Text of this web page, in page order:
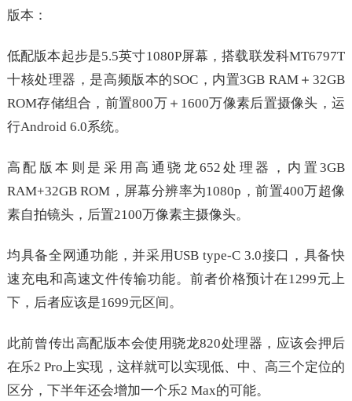
版本：
低配版本起步是5.5英寸1080P屏幕，搭载联发科MT6797T
十核处理器，是高频版本的SOC，内置3GB RAM＋32GB
ROM存储组合，前置800万＋1600万像素后置摄像头，运
行Android 6.0系统。
高配版本则是采用高通骁龙652处理器，内置3GB
RAM+32GB ROM，屏幕分辨率为1080p，前置400万超像
素自拍镜头，后置2100万像素主摄像头。
均具备全网通功能，并采用USB type-C 3.0接口，具备快
速充电和高速文件传输功能。前者价格预计在1299元上
下，后者应该是1699元区间。
此前曾传出高配版本会使用骁龙820处理器，应该会押后
在乐2 Pro上实现，这样就可以实现低、中、高三个定位的
区分，下半年还会增加一个乐2 Max的可能。